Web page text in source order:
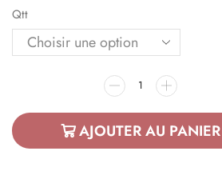
Qtt
AJOUTER AU PANIER